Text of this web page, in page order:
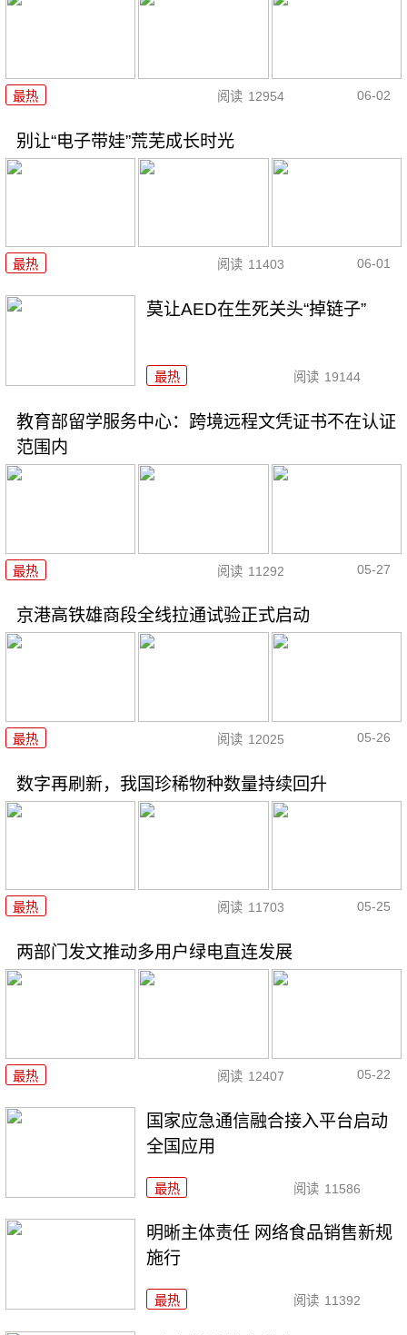
最热 阅读 12954 06-02
别让“电子带娃”荒芜成长时光
最热 阅读 11403 06-01
莫让AED在生死关头“掉链子”
最热 阅读 19144
教育部留学服务中心：跨境远程文凭证书不在认证
范围内
最热 阅读 11292 05-27
京港高铁雄商段全线拉通试验正式启动
最热 阅读 12025 05-26
数字再刷新，我国珍稀物种数量持续回升
最热 阅读 11703 05-25
两部门发文推动多用户绿电直连发展
最热 阅读 12407 05-22
国家应急通信融合接入平台启动
全国应用
最热 阅读 11586
明晰主体责任 网络食品销售新规
施行
最热 阅读 11392